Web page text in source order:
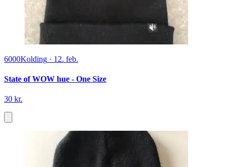
6000Kolding · 12. feb.
State of WOW hue - One Size
30 kr.